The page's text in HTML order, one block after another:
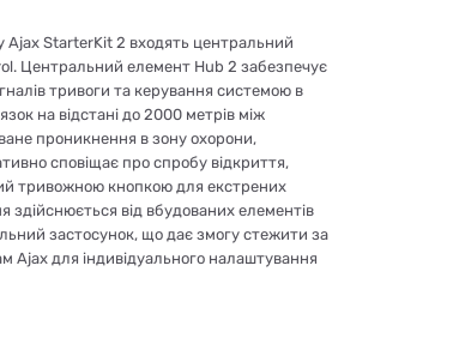
Ajax StarterKit 2 входять центральний
Центральний елемент Hub 2 забезпечує
тривоги та керування системою в
на відстані до 2000 метрів між
проникнення в зону охорони,
сповіщає про спробу відкриття,
тривожною кнопкою для екстрених
здійснюється від вбудованих елементів
застосунок, що дає змогу стежити за
Ajax для індивідуального налаштування